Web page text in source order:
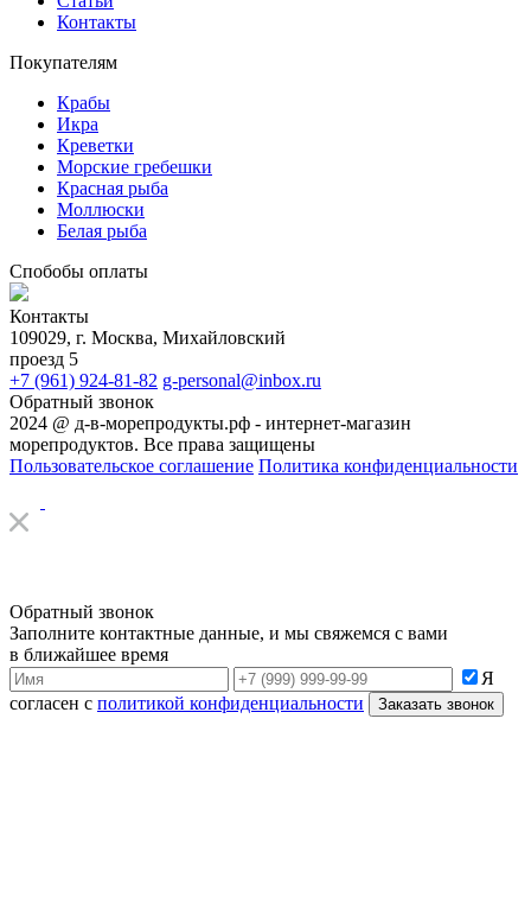
Контакты
Покупателям
Крабы
Икра
Креветки
Морские гребешки
Красная рыба
Моллюски
Белая рыба
Спобобы оплаты
Контакты
109029, г. Москва, Михайловский
проезд 5
+7 (961) 924-81-82 g-personal@inbox.ru
Обратный звонок
2024 @ д-в-морепродукты.рф - интернет-магазин
морепродуктов. Все права защищены
Пользовательское соглашение Политика конфиденциальности
Обратный звонок
Заполните контактные данные, и мы свяжемся с вами
в ближайшее время
Я
согласен с политикой конфиденциальности Заказать звонок